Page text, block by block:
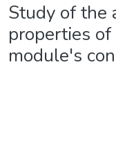
Study of the
properties
module's